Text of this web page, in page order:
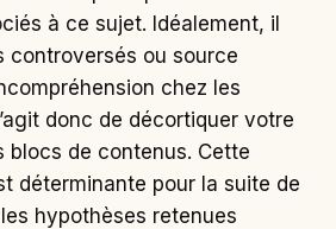
à ce sujet. Idéalement, il
controversés ou source
chez les
donc de décortiquer votre
blocs de contenus. Cette
déterminante pour la suite de
hypothèses retenues